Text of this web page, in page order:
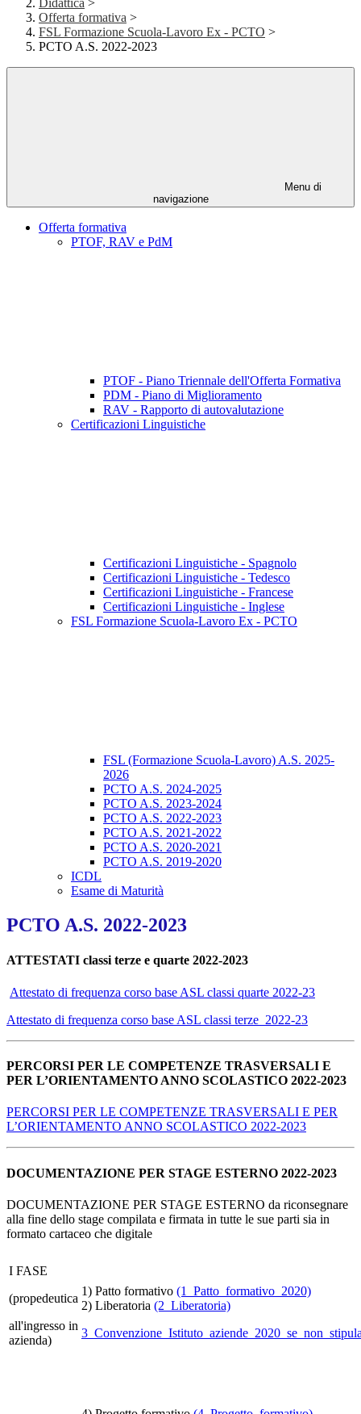
Didattica >
Offerta formativa >
FSL Formazione Scuola-Lavoro Ex - PCTO >
PCTO A.S. 2022-2023
Menu di
navigazione
Offerta formativa
PTOF, RAV e PdM
PTOF - Piano Triennale dell'Offerta Formativa
PDM - Piano di Miglioramento
RAV - Rapporto di autovalutazione
Certificazioni Linguistiche
Certificazioni Linguistiche - Spagnolo
Certificazioni Linguistiche - Tedesco
Certificazioni Linguistiche - Francese
Certificazioni Linguistiche - Inglese
FSL Formazione Scuola-Lavoro Ex - PCTO
FSL (Formazione Scuola-Lavoro) A.S. 2025-
2026
PCTO A.S. 2024-2025
PCTO A.S. 2023-2024
PCTO A.S. 2022-2023
PCTO A.S. 2021-2022
PCTO A.S. 2020-2021
PCTO A.S. 2019-2020
ICDL
Esame di Maturità
PCTO A.S. 2022-2023
ATTESTATI classi terze e quarte 2022-2023
Attestato di frequenza corso base ASL classi quarte 2022-23
Attestato di frequenza corso base ASL classi terze_2022-23
PERCORSI PER LE COMPETENZE TRASVERSALI E
PER L’ORIENTAMENTO ANNO SCOLASTICO 2022‐2023
PERCORSI PER LE COMPETENZE TRASVERSALI E PER
L’ORIENTAMENTO ANNO SCOLASTICO 2022‐2023
DOCUMENTAZIONE PER STAGE ESTERNO 2022-2023
DOCUMENTAZIONE PER STAGE ESTERNO da riconsegnare
alla fine dello stage compilata e firmata in tutte le sue parti sia in
formato cartaceo che digitale
I FASE
(propedeutica
all'ingresso in
azienda)
1) Patto formativo (1_Patto_formativo_2020)
2) Liberatoria (2_Liberatoria)